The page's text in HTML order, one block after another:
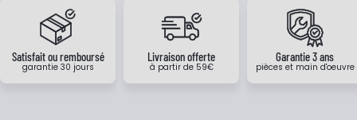
Satisfait ou remboursé
garantie 30 jours
Livraison offerte
à partir de 59€
Garantie 3 ans
pièces et main d'oeuvre